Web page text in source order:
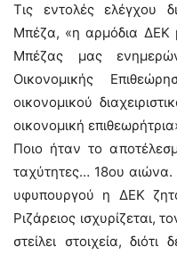
Τις εντολές ελέγχου
Μπέζα, «η αρμόδια ΔΕΚ
Μπέζας μας
Οικονομικής
οικονομικού
οικονομική
Ποιο ήταν το
ταχύτητες… 18ου
υφυπουργού η ΔΕΚ
Ριζάρειος ισχυρίζεται,
στείλει στοιχεία,